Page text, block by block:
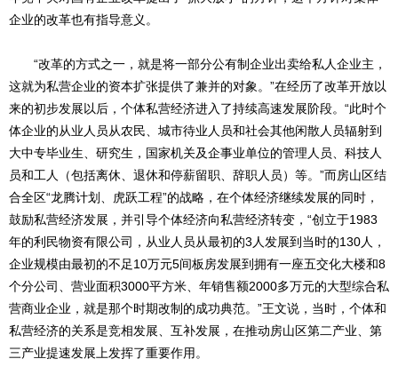
企业的改革也有指导意义。
“改革的方式之一，就是将一部分公有制企业出卖给私人企业主，
这就为私营企业的资本扩张提供了兼并的对象。”在经历了改革开放以
来的初步发展以后，个体私营经济进入了持续高速发展阶段。“此时个
体企业的从业人员从农民、城市待业人员和社会其他闲散人员辐射到
大中专毕业生、研究生，国家机关及企事业单位的管理人员、科技人
员和工人（包括离休、退休和停薪留职、辞职人员）等。”而房山区结
合全区“龙腾计划、虎跃工程”的战略，在个体经济继续发展的同时，
鼓励私营经济发展，并引导个体经济向私营经济转变，“创立于1983
年的利民物资有限公司，从业人员从最初的3人发展到当时的130人，
企业规模由最初的不足10万元5间板房发展到拥有一座五交化大楼和8
个分公司、营业面积3000平方米、年销售额2000多万元的大型综合私
营商业企业，就是那个时期改制的成功典范。”王文说，当时，个体和
私营经济的关系是竞相发展、互补发展，在推动房山区第二产业、第
三产业提速发展上发挥了重要作用。